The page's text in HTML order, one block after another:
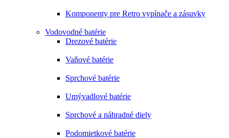
Komponenty pre Retro vypínače a zásuvky
Vodovodné batérie
Drezové batérie
Vaňové batérie
Sprchové batérie
Umývadlové batérie
Sprchové a náhradné diely
Podomietkové batérie